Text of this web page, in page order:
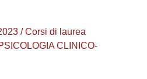
/ Corsi di laurea
CLINICO-